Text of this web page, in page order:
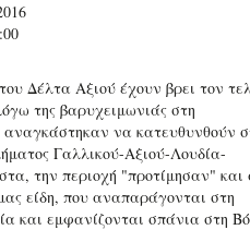
Δέλτα Αξιού έχουν βρει τον
της βαρυχειμωνιάς στη
να κατευθυνθούν
Γαλλικού-Αξιού-Λουδία-
την περιοχή "προτίμησαν" και
είδη, που αναπαράγονται στη
και εμφανίζονται σπάνια στη